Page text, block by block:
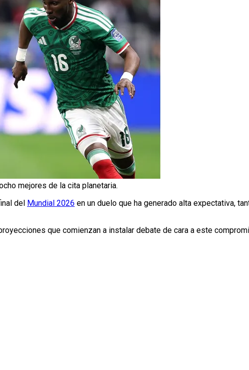
mejores de la cita planetaria.
del Mundial 2026 en un duelo que ha generado alta expectativa,
que comienzan a instalar debate de cara a este